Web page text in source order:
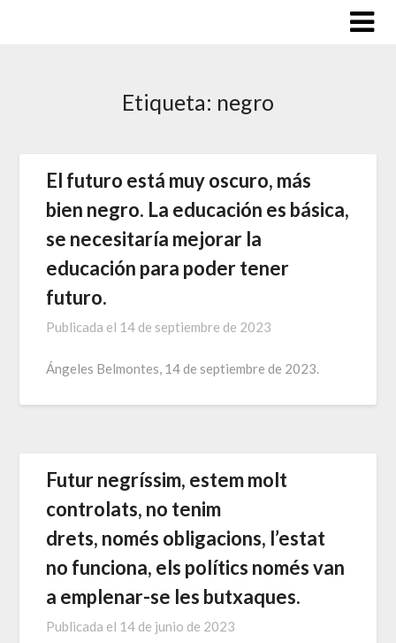
Etiqueta: negro
El futuro está muy oscuro, más
bien negro. La educación es básica,
se necesitaría mejorar la
educación para poder tener
futuro.
Publicada el 14 de septiembre de 2023
Ángeles Belmontes, 14 de septiembre de 2023.
Futur negríssim, estem molt
controlats, no tenim
drets, només obligacions, l’estat
no funciona, els polítics només van
a emplenar-se les butxaques.
Publicada el 14 de junio de 2023